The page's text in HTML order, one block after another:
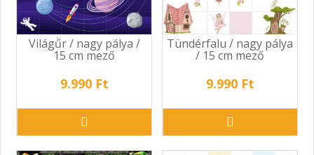
Világűr / nagy pálya /
15 cm mező
9.990 Ft
Tündérfalu / nagy pálya
/ 15 cm mező
9.990 Ft